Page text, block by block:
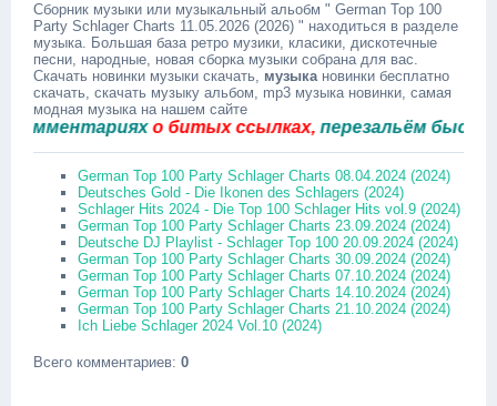
Сборник музыки или музыкальный альобм " German Top 100
Party Schlager Charts 11.05.2026 (2026) " находиться в разделе
музыка. Большая база ретро музики, класики, дискотечные
песни, народные, новая сборка музыки собрана для вас.
Скачать новинки музыки скачать, музыкановинки бесплатно
скачать, скачать музыку альбом, mp3 музыка новинки, самая
модная музыка на нашем сайте
о битых ссылках,перезальём быстро.
German Top 100 Party Schlager Charts 08.04.2024 (2024)
Deutsches Gold - Die Ikonen des Schlagers (2024)
Schlager Hits 2024 - Die Top 100 Schlager Hits vol.9 (2024)
German Top 100 Party Schlager Charts 23.09.2024 (2024)
Deutsche DJ Playlist - Schlager Top 100 20.09.2024 (2024)
German Top 100 Party Schlager Charts 30.09.2024 (2024)
German Top 100 Party Schlager Charts 07.10.2024 (2024)
German Top 100 Party Schlager Charts 14.10.2024 (2024)
German Top 100 Party Schlager Charts 21.10.2024 (2024)
Ich Liebe Schlager 2024 Vol.10 (2024)
Всего комментариев: 0